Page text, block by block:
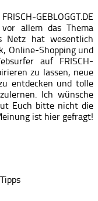
GEBLOGGT.DE
allem das Thema
Netz hat wesentlich
Online-Shopping und
auf FRISCH-
zu lassen, neue
entdecken und tolle
Ich wünsche
Euch bitte nicht die
ist hier gefragt!